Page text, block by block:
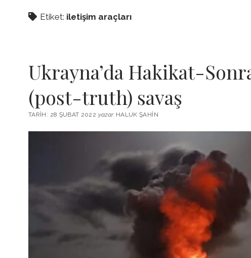
Etiket: iletişim araçları
Ukrayna’da Hakikat-
(post-truth) savaş
TARIH: 28 ŞUBAT 2022 yazar:HALUK ŞAHIN